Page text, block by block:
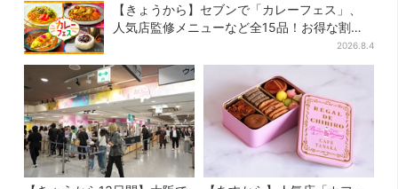
【きょうから】セブンで「カレーフェス」、
人気店監修メニューなど全15品！お得な割引
2026.8.4